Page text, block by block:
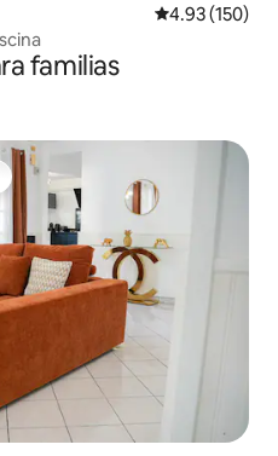
Calificación
4.93 (150)
familias
huéspedes